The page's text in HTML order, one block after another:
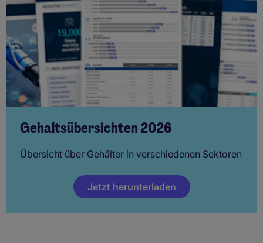
Gehaltsübersichten 2026
Übersicht über Gehälter in verschiedenen Sektoren
Jetzt herunterladen